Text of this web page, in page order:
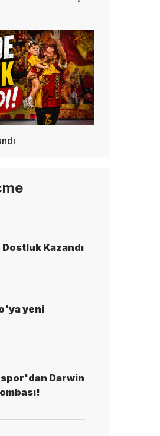
Kazandı
yeni
Darwin